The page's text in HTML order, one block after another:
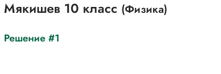
Мякишев 10 класс (Физика)
Решение #1